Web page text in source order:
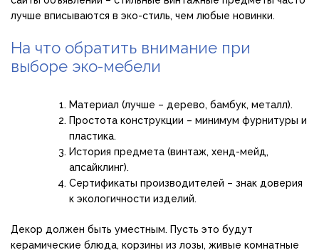
лучше вписываются в эко-стиль, чем любые новинки.
На что обратить внимание при
выборе эко-мебели
Материал (лучше – дерево, бамбук, металл).
Простота конструкции – минимум фурнитуры и
пластика.
История предмета (винтаж, хенд-мейд,
апсайклинг).
Сертификаты производителей – знак доверия
к экологичности изделий.
Декор должен быть уместным. Пусть это будут
керамические блюда, корзины из лозы, живые комнатные